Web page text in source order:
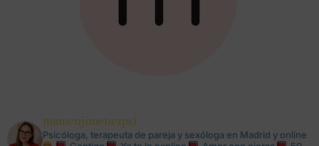
mamenjimenezpsi
Psicóloga, terapeuta de pareja y sexóloga en Madrid y online